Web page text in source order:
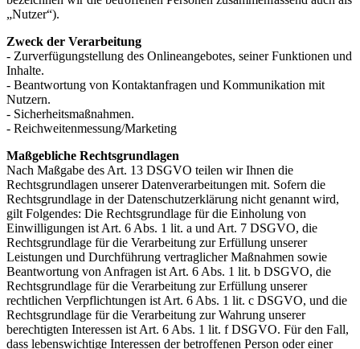
„Nutzer“).
Zweck der Verarbeitung
- Zurverfügungstellung des Onlineangebotes, seiner Funktionen und
Inhalte.
- Beantwortung von Kontaktanfragen und Kommunikation mit
Nutzern.
- Sicherheitsmaßnahmen.
- Reichweitenmessung/Marketing
Maßgebliche Rechtsgrundlagen
Nach Maßgabe des Art. 13 DSGVO teilen wir Ihnen die
Rechtsgrundlagen unserer Datenverarbeitungen mit. Sofern die
Rechtsgrundlage in der Datenschutzerklärung nicht genannt wird,
gilt Folgendes: Die Rechtsgrundlage für die Einholung von
Einwilligungen ist Art. 6 Abs. 1 lit. a und Art. 7 DSGVO, die
Rechtsgrundlage für die Verarbeitung zur Erfüllung unserer
Leistungen und Durchführung vertraglicher Maßnahmen sowie
Beantwortung von Anfragen ist Art. 6 Abs. 1 lit. b DSGVO, die
Rechtsgrundlage für die Verarbeitung zur Erfüllung unserer
rechtlichen Verpflichtungen ist Art. 6 Abs. 1 lit. c DSGVO, und die
Rechtsgrundlage für die Verarbeitung zur Wahrung unserer
berechtigten Interessen ist Art. 6 Abs. 1 lit. f DSGVO. Für den Fall,
dass lebenswichtige Interessen der betroffenen Person oder einer